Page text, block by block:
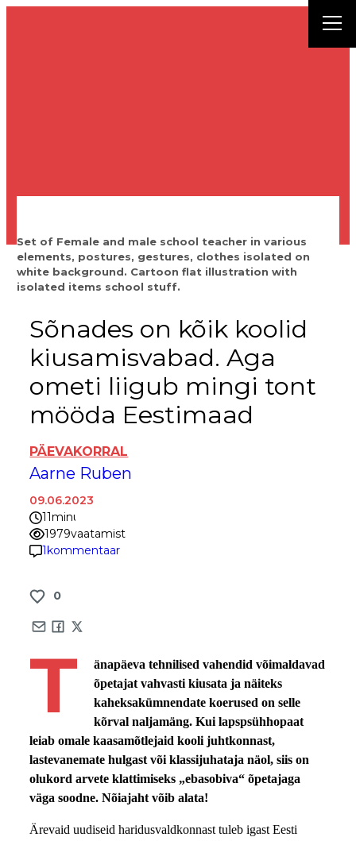
Set of Female and male school teacher in various
elements, postures, gestures, clothes isolated on
white background. Cartoon flat illustration with
isolated items school stuff.
Sõnades on kõik koolid
kiusamisvabad. Aga
ometi liigub mingi tont
mööda Eestimaad
PÄEVAKORRAL
Aarne Ruben
09.06.2023
11minutit
1979vaatamist
1kommentaar
0
T
änapäeva tehnilised vahendid võimaldavad
õpetajat vahvasti kiusata ja näiteks
kaheksakümnendate koerused on selle
kõrval naljamäng. Kui lapspsühhopaat
leiab omale kaasamõtlejaid kooli juhtkonnast,
lastevanemate hulgast või klassijuhataja näol, siis on
olukord arvete klattimiseks „ebasobiva“ õpetajaga
väga soodne. Nõiajaht võib alata!
Ärevaid uudiseid haridusvaldkonnast tuleb igast Eesti